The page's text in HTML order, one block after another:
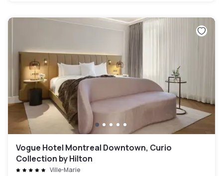
Vogue Hotel Montreal Downtown, Curio
Collection by Hilton
Ville-Marie